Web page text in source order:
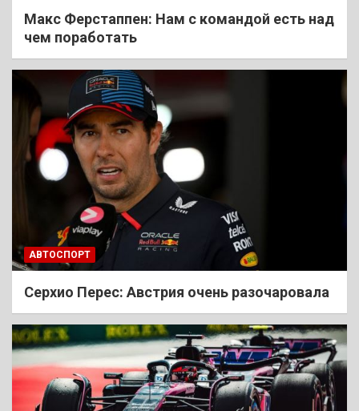
Макс Ферстаппен: Нам с командой есть над
чем поработать
АВТОСПОРТ
Cерхио Перес: Австрия очень разочаровала